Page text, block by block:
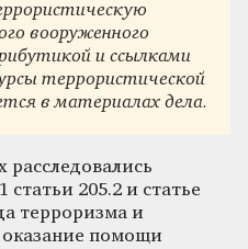
вооруженного
и ссылками
террористической
в материалах дела.
статьи 205.2 и статье
терроризма и
оказание помощи